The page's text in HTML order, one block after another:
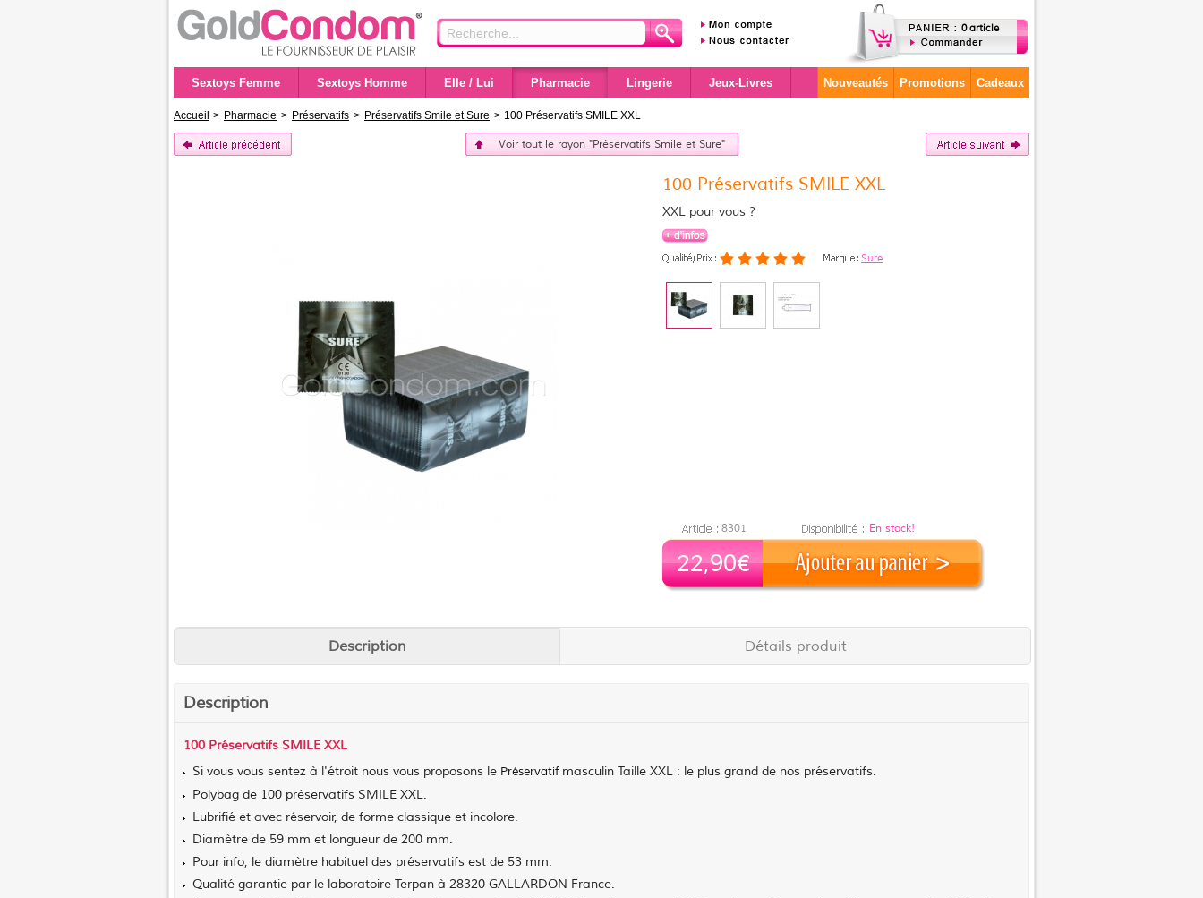
0 article
Sextoys Femme Sextoys Homme Elle / Lui Pharmacie Lingerie Jeux-Livres Nouveautés Promotions Cadeaux
Accueil > Pharmacie > Préservatifs > Préservatifs Smile et Sure > 100 Préservatifs SMILE XXL
Voir tout le rayon "Préservatifs Smile et Sure"
100 Préservatifs SMILE XXL
XXL pour vous ?
Sure
8301 En stock!
22,90€
Description Détails produit
Description
100 Préservatifs SMILE XXL
Si vous vous sentez à l'étroit nous vous proposons le Préservatifmasculin Taille XXL : le plus grand de nos préservatifs.
Polybag de 100 préservatifs SMILE XXL.
Lubrifié et avec réservoir, de forme classique et incolore.
Diamètre de 59 mm et longueur de 200 mm.
Pour info, le diamètre habituel des préservatifs est de 53 mm.
Qualité garantie par le laboratoire Terpan à 28320 GALLARDON France.